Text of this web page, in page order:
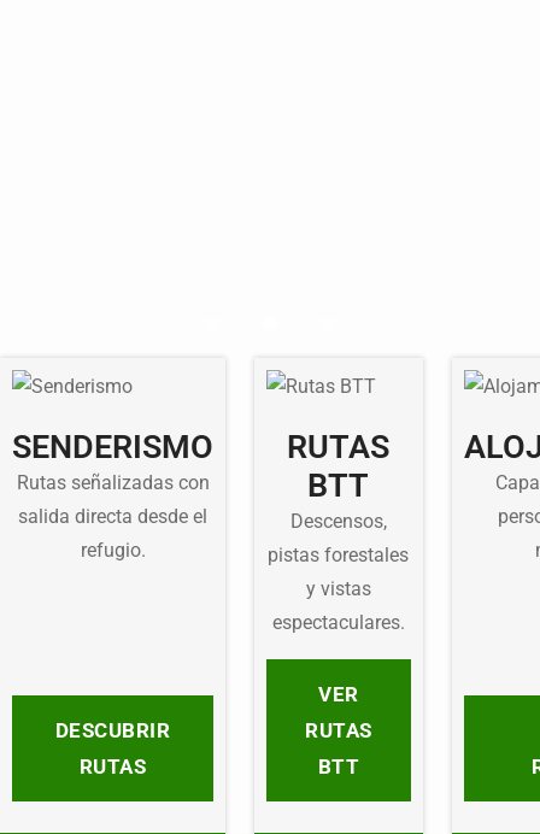
SENDERISMO
Rutas señalizadas con
salida directa desde el
refugio.
DESCUBRIR
RUTAS
RUTAS
BTT
Descensos,
pistas forestales
y vistas
espectaculares.
VER
RUTAS
BTT